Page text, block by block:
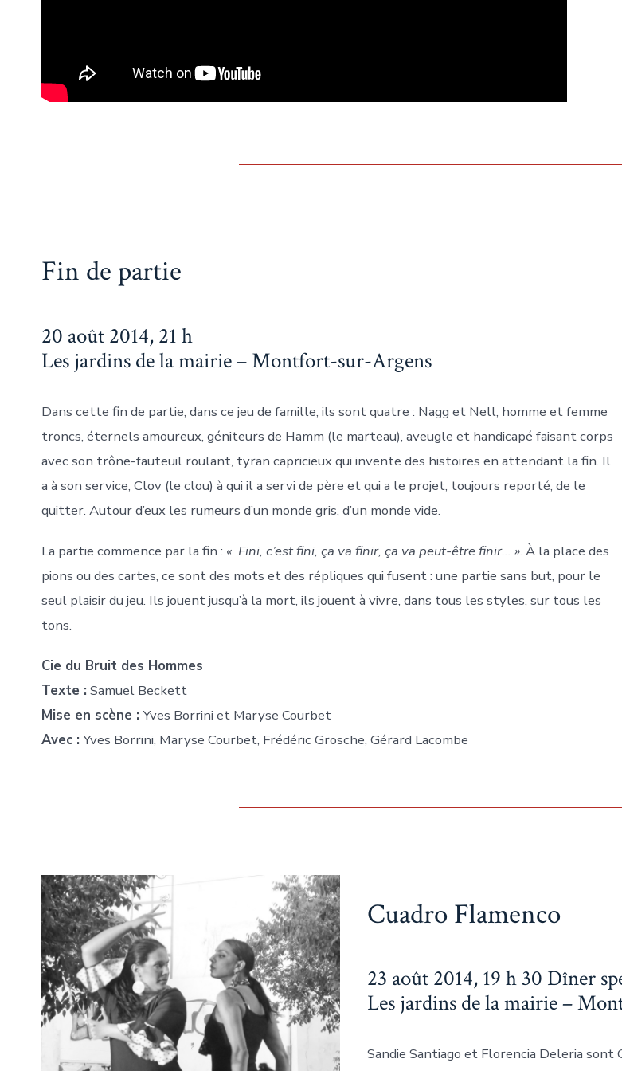
Fin de partie
20 août 2014, 21 h
Les jardins de la mairie – Montfort-sur-Argens
Dans cette fin de partie, dans ce jeu de famille, ils sont quatre : Nagg et Nell, homme et femme
troncs, éternels amoureux, géniteurs de Hamm (le marteau), aveugle et handicapé faisant corps
avec son trône-fauteuil roulant, tyran capricieux qui invente des histoires en attendant la fin. Il
a à son service, Clov (le clou) à qui il a servi de père et qui a le projet, toujours reporté, de le
quitter. Autour d’eux les rumeurs d’un monde gris, d’un monde vide.
La partie commence par la fin : « Fini, c’est fini, ça va finir, ça va peut-être finir… ». À la place des
pions ou des cartes, ce sont des mots et des répliques qui fusent : une partie sans but, pour le
seul plaisir du jeu. Ils jouent jusqu’à la mort, ils jouent à vivre, dans tous les styles, sur tous les
tons.
Cie du Bruit des Hommes
Texte : Samuel Beckett
Mise en scène : Yves Borrini et Maryse Courbet
Avec : Yves Borrini, Maryse Courbet, Frédéric Grosche, Gérard Lacombe
Cuadro Flamenco
23 août 2014, 19 h 30 Dîner
Les jardins de la mairie –
Sandie Santiago et Florencia Deleria